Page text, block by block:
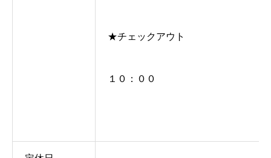
★チェックアウト
１０：００